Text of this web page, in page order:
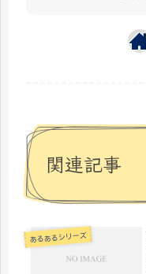
関連記事
あるあるシリーズ